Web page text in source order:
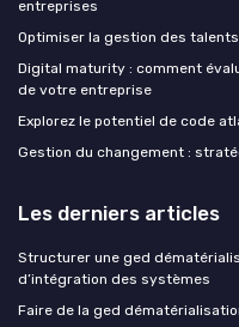
entreprises
Optimiser la gestion des
Digital maturity : comment
de votre entreprise
Explorez le potentiel de code
Gestion du changement :
Les derniers articles
Structurer une ged
d’intégration des systèmes
Faire de la ged